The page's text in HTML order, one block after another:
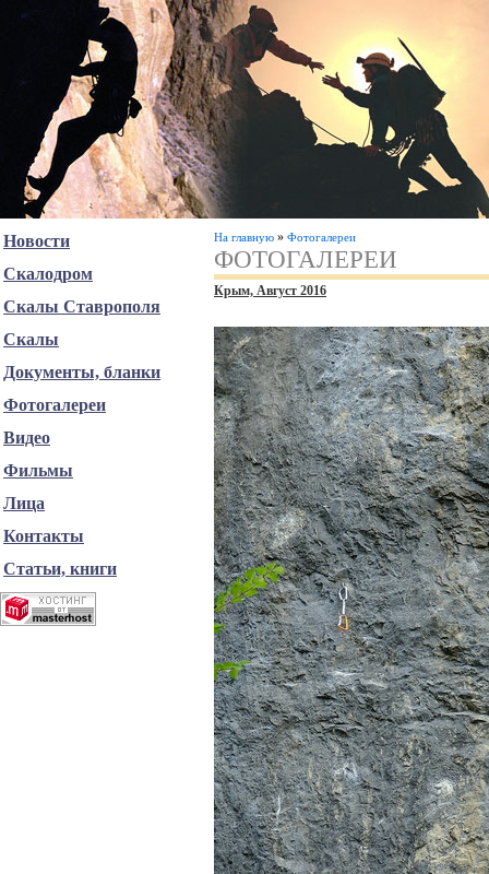
На главную » Фотогалереи
ФОТОГАЛЕРЕИ
Крым, Август 2016
Новости
Скалодром
Скалы Ставрополя
Скалы
Документы, бланки
Фотогалереи
Видео
Фильмы
Лица
Контакты
Статьи, книги